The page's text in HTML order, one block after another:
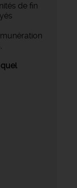
de fin